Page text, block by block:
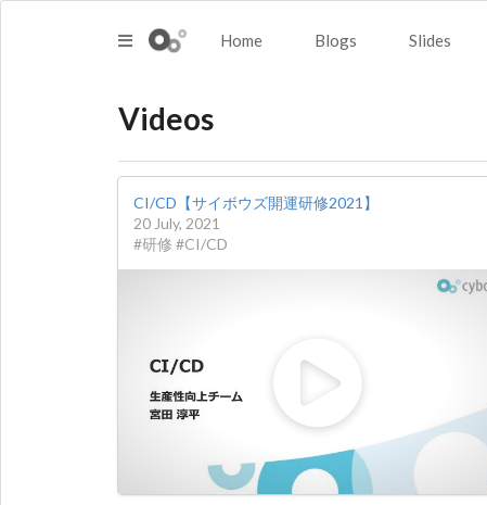
Home Blogs Slides
Videos
CI/CD【サイボウズ開運研修2021】
20 July, 2021
#研修 #CI/CD